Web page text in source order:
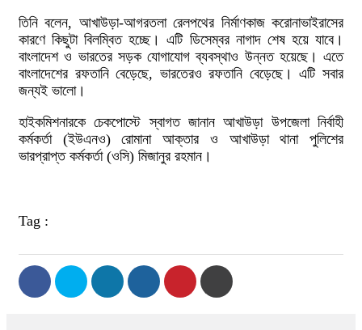
তিনি বলেন, আখাউড়া-আগরতলা রেলপথের নির্মাণকাজ করোনাভাইরাসের
কারণে কিছুটা বিলম্বিত হচ্ছে। এটি ডিসেম্বর নাগাদ শেষ হয়ে যাবে।
বাংলাদেশ ও ভারতের সড়ক যোগাযোগ ব্যবস্থাও উন্নত হয়েছে। এতে
বাংলাদেশের রফতানি বেড়েছে, ভারতেরও রফতানি বেড়েছে। এটি সবার
জন্যই ভালো।
হাইকমিশনারকে চেকপোস্টে স্বাগত জানান আখাউড়া উপজেলা নির্বাহী
কর্মকর্তা (ইউএনও) রোমানা আক্তার ও আখাউড়া থানা পুলিশের
ভারপ্রাপ্ত কর্মকর্তা (ওসি) মিজানুর রহমান।
Tag :